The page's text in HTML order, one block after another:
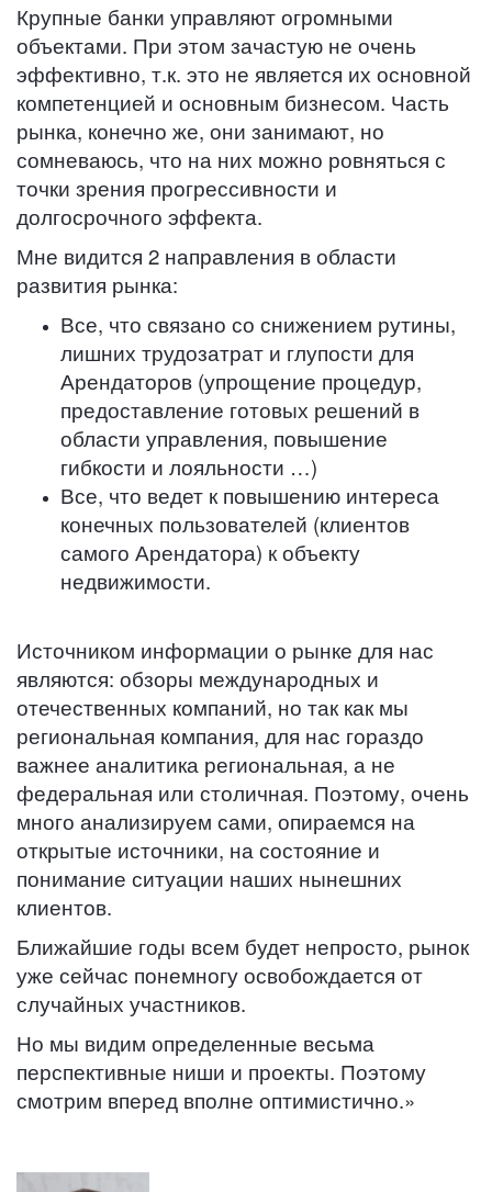
Крупные банки управляют огромными
объектами. При этом зачастую не очень
эффективно, т.к. это не является их основной
компетенцией и основным бизнесом. Часть
рынка, конечно же, они занимают, но
сомневаюсь, что на них можно ровняться с
точки зрения прогрессивности и
долгосрочного эффекта.
Мне видится 2 направления в области
развития рынка:
Все, что связано со снижением рутины,
лишних трудозатрат и глупости для
Арендаторов (упрощение процедур,
предоставление готовых решений в
области управления, повышение
гибкости и лояльности …)
Все, что ведет к повышению интереса
конечных пользователей (клиентов
самого Арендатора) к объекту
недвижимости.
Источником информации о рынке для нас
являются: обзоры международных и
отечественных компаний, но так как мы
региональная компания, для нас гораздо
важнее аналитика региональная, а не
федеральная или столичная. Поэтому, очень
много анализируем сами, опираемся на
открытые источники, на состояние и
понимание ситуации наших нынешних
клиентов.
Ближайшие годы всем будет непросто, рынок
уже сейчас понемногу освобождается от
случайных участников.
Но мы видим определенные весьма
перспективные ниши и проекты. Поэтому
смотрим вперед вполне оптимистично.»